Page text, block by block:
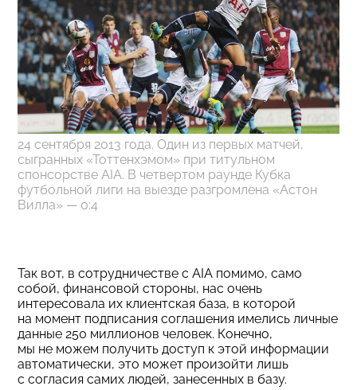
24 сентября 2013 года. Один из первых матчей,
сыгранных «Тоттенхэмом» при титульном
спонсорстве AIA. В четвертом раунде Кубка
футбольной лиги на выезде разгромлена «Астон
Вилла» — 0:4
Так вот, в сотрудничестве с АIA помимо, само
собой, финансовой стороны, нас очень
интересовала их клиентская база, в которой
на момент подписания соглашения имелись личные
данные 250 миллионов человек. Конечно,
мы не можем получить доступ к этой информации
автоматически, это может произойти лишь
с согласия самих людей, занесенных в базу.